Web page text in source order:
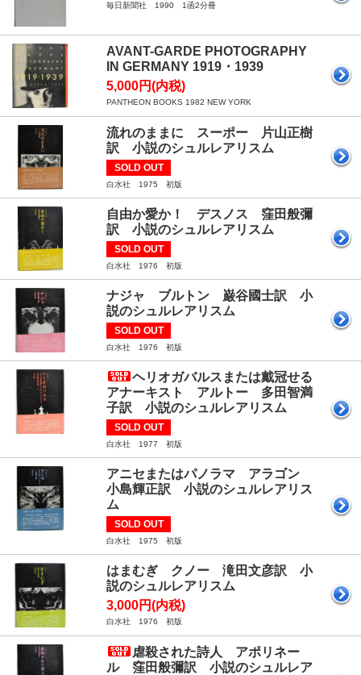
毎日新聞社 1990 1函2分冊
AVANT-GARDE PHOTOGRAPHY
IN GERMANY 1919・1939
5,000円(内税)
PANTHEON BOOKS 1982 NEW YORK
流れのままに スーポー 片山正樹
訳 小説のシュルレアリスム
SOLD OUT
白水社 1975 初版
自由か愛か！ デスノス 窪田般彌
訳 小説のシュルレアリスム
SOLD OUT
白水社 1976 初版
ナジャ ブルトン 巌谷國士訳 小
説のシュルレアリスム
SOLD OUT
白水社 1976 初版
ヘリオガバルスまたは戴冠せる
アナーキスト アルトー 多田智満
子訳 小説のシュルレアリスム
SOLD OUT
白水社 1977 初版
アニセまたはパノラマ アラゴン
小島輝正訳 小説のシュルレアリス
ム
SOLD OUT
白水社 1975 初版
はまむぎ クノー 滝田文彦訳 小
説のシュルレアリスム
3,000円(内税)
白水社 1976 初版
虐殺された詩人 アポリネー
ル 窪田般彌訳 小説のシュルレア